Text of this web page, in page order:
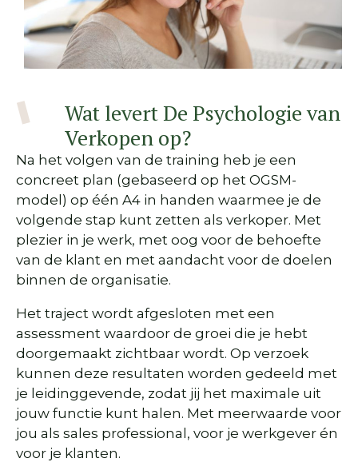
Wat levert De Psychologie van
Verkopen op?
Na het volgen van de training heb je een
concreet plan (gebaseerd op het OGSM-
model) op één A4 in handen waarmee je de
volgende stap kunt zetten als verkoper. Met
plezier in je werk, met oog voor de behoefte
van de klant en met aandacht voor de doelen
binnen de organisatie.
Het traject wordt afgesloten met een
assessment waardoor de groei die je hebt
doorgemaakt zichtbaar wordt. Op verzoek
kunnen deze resultaten worden gedeeld met
je leidinggevende, zodat jij het maximale uit
jouw functie kunt halen. Met meerwaarde voor
jou als sales professional, voor je werkgever én
voor je klanten.